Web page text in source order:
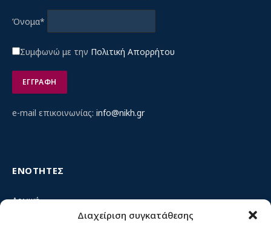
Διαχείριση συγκατάθεσης
Όνομα*
Συμφωνώ με την Πολιτική Απορρήτου
e-mail επικοινωνίας: info@nikh.gr
ΕΝΟΤΗΤΕΣ
Αρχική
Κίνημα ΝΙΚΗ – Ποιοι είμαστε, αρχές & δράση